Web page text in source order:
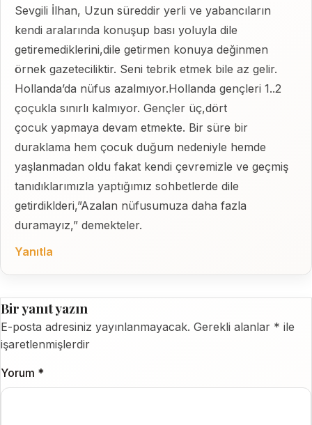
Sevgili İlhan, Uzun süreddir yerli ve yabancıların
kendi aralarında konuşup bası yoluyla dile
getiremediklerini,dile getirmen konuya değinmen
örnek gazeteciliktir. Seni tebrik etmek bile az gelir.
Hollanda’da nüfus azalmıyor.Hollanda gençleri 1..2
çoçukla sınırlı kalmıyor. Gençler üç,dört
çocuk yapmaya devam etmekte. Bir süre bir
duraklama hem çocuk duğum nedeniyle hemde
yaşlanmadan oldu fakat kendi çevremizle ve geçmiş
tanıdıklarımızla yaptığımız sohbetlerde dile
getirdiklderi,”Azalan nüfusumuza daha fazla
duramayız,” demekteler.
Yanıtla
Bir yanıt yazın
E-posta adresiniz yayınlanmayacak. Gerekli alanlar * ile
işaretlenmişlerdir
Yorum *